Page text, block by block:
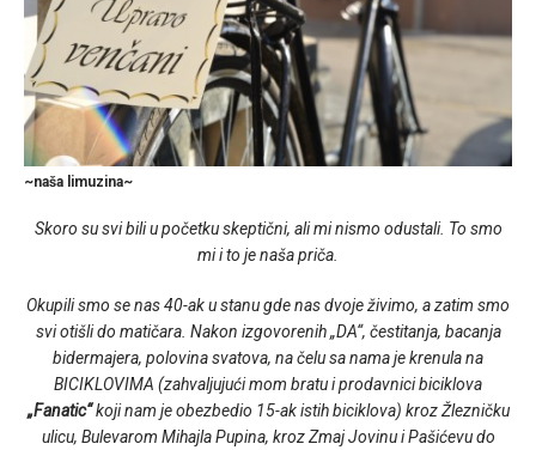
~naša limuzina~
Skoro su svi bili u početku skeptični, ali mi nismo odustali. To smo
mi i to je naša priča.
Okupili smo se nas 40-ak u stanu gde nas dvoje živimo, a zatim smo
svi otišli do matičara. Nakon izgovorenih „DA“, čestitanja, bacanja
bidermajera, polovina svatova, na čelu sa nama je krenula na
BICIKLOVIMA (zahvaljujući mom bratu i prodavnici biciklova
„Fanatic“koji nam je obezbedio 15-ak istih biciklova) kroz Žlezničku
ulicu, Bulevarom Mihajla Pupina, kroz Zmaj Jovinu i Pašićevu do